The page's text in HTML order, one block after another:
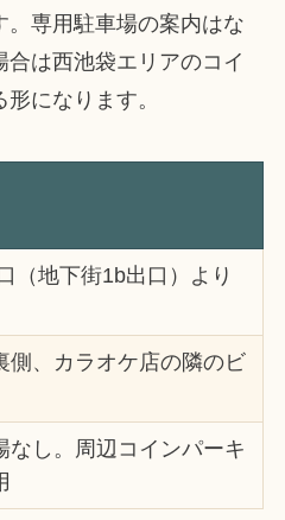
。専用駐車場の案内はな
は西池袋エリアのコイ
になります。
（地下街1b出口）より
側、カラオケ店の隣のビ
なし。周辺コインパーキ